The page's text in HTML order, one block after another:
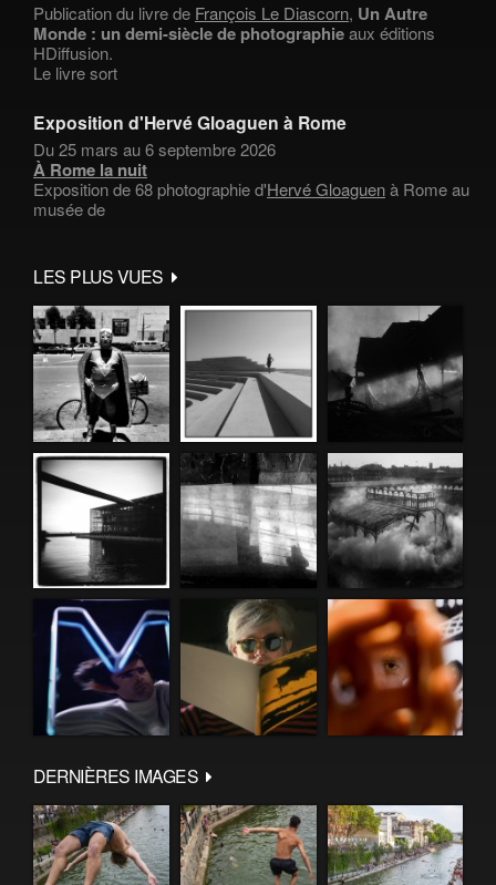
Publication du livre de François Le Diascorn, Un Autre
Monde : un demi-siècle de photographieaux éditions
HDiffusion.
Le livre sort
Exposition d'Hervé Gloaguen à Rome
Du 25 mars au 6 septembre 2026
À Rome la nuit
Exposition de 68 photographie d'Hervé Gloaguenà Rome au
musée de
LES PLUS VUES
DERNIÈRES IMAGES